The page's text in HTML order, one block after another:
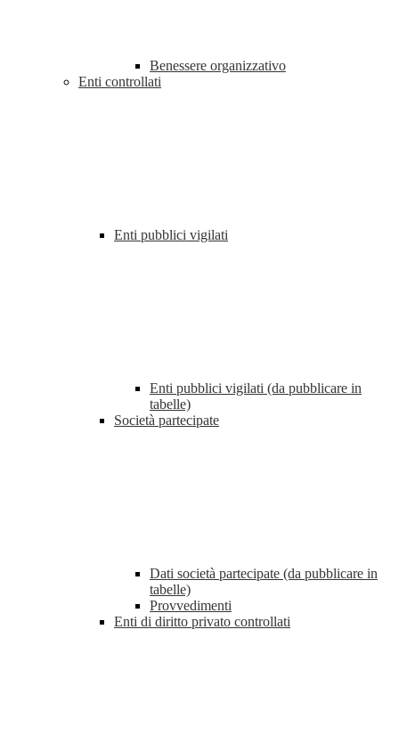
Benessere organizzativo
Enti controllati
Enti pubblici vigilati
Enti pubblici vigilati (da pubblicare in
tabelle)
Società partecipate
Dati società partecipate (da pubblicare in
tabelle)
Provvedimenti
Enti di diritto privato controllati